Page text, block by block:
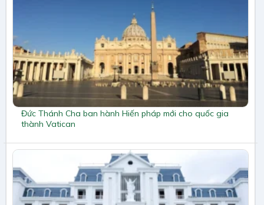
Đức Thánh Cha ban hành Hiến pháp mới cho quốc gia
thành Vatican